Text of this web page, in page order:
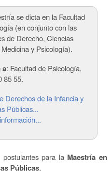
se dicta en la Facultad
(en conjunto con las
de Derecho, Ciencias
y Psicología).
a: Facultad de Psicología,
85 55.
Derechos de la Infancia y
Públicas...
para la Maestría en
Públicas.